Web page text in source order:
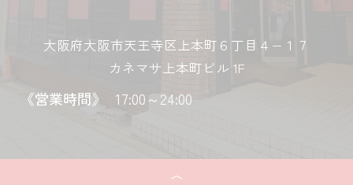
大阪府大阪市天王寺区上本町６丁目４−１７
カネマサ上本町ビル 1F
《営業時間》 17:00～24:00